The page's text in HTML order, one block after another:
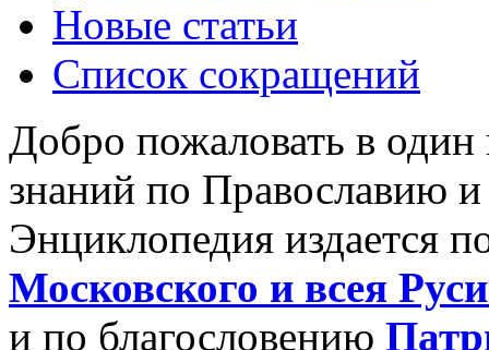
Новые статьи
Список сокращений
Добро пожаловать в
знаний по Православию
Энциклопедия издается
Московского и всея
и по благословению